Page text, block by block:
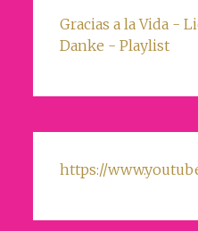
Gracias a la Vida -
Danke - Playlist
https://